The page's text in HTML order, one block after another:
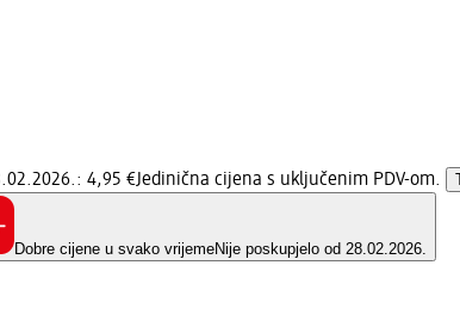
4,95 €Jedinična cijena s uključenim PDV-om.
Dobre cijene u svako vrijemeNije poskupjelo od 28.02.2026.